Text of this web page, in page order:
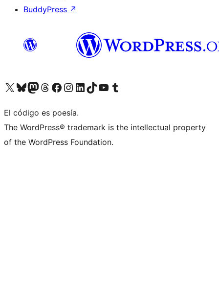
BuddyPress ↗
Visitá nuestra cuenta de X (anteriormente Twitter)
Visitá nuestra cuenta de Bluesky
Visitá nuestra cuenta de Mastodon
Visitá nuestra cuenta de Threads
Visitá nuestra página de Facebook
Visitá nuestra cuenta de Instagram
Visitá nuestra cuenta de LinkedIn
Visitá nuestra cuenta de TikTok
Visitá nuestro canal de YouTube
Visitá nuestra cuenta de Tumblr
El código es poesía.
The WordPress® trademark is the intellectual property
of the WordPress Foundation.